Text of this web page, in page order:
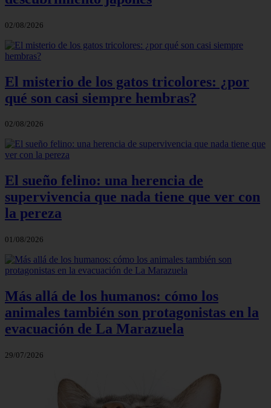
02/08/2026
El misterio de los gatos tricolores: ¿por
qué son casi siempre hembras?
02/08/2026
El sueño felino: una herencia de
supervivencia que nada tiene que ver con
la pereza
01/08/2026
Más allá de los humanos: cómo los
animales también son protagonistas en la
evacuación de La Marazuela
29/07/2026